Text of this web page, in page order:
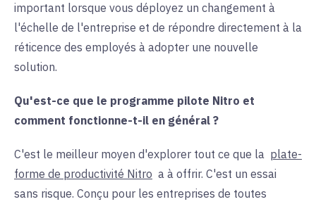
important lorsque vous déployez un changement à
l'échelle de l'entreprise et de répondre directement à la
réticence des employés à adopter une nouvelle
solution.
Qu'est-ce que le programme pilote Nitro et
comment fonctionne-t-il en général ?
C'est le meilleur moyen d'explorer tout ce que la plate-
forme de productivité Nitro a à offrir. C'est un essai
sans risque. Conçu pour les entreprises de toutes